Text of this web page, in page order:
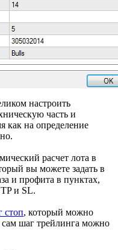
настроить
часть и
как на определение
расчет лота в
вы можете задать в
и профита в пунктах,
и SL.
стоп, который можно
сам шаг трейлинга можно